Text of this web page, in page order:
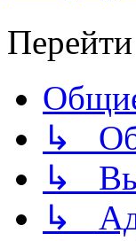
Перейти
↳
↳
↳